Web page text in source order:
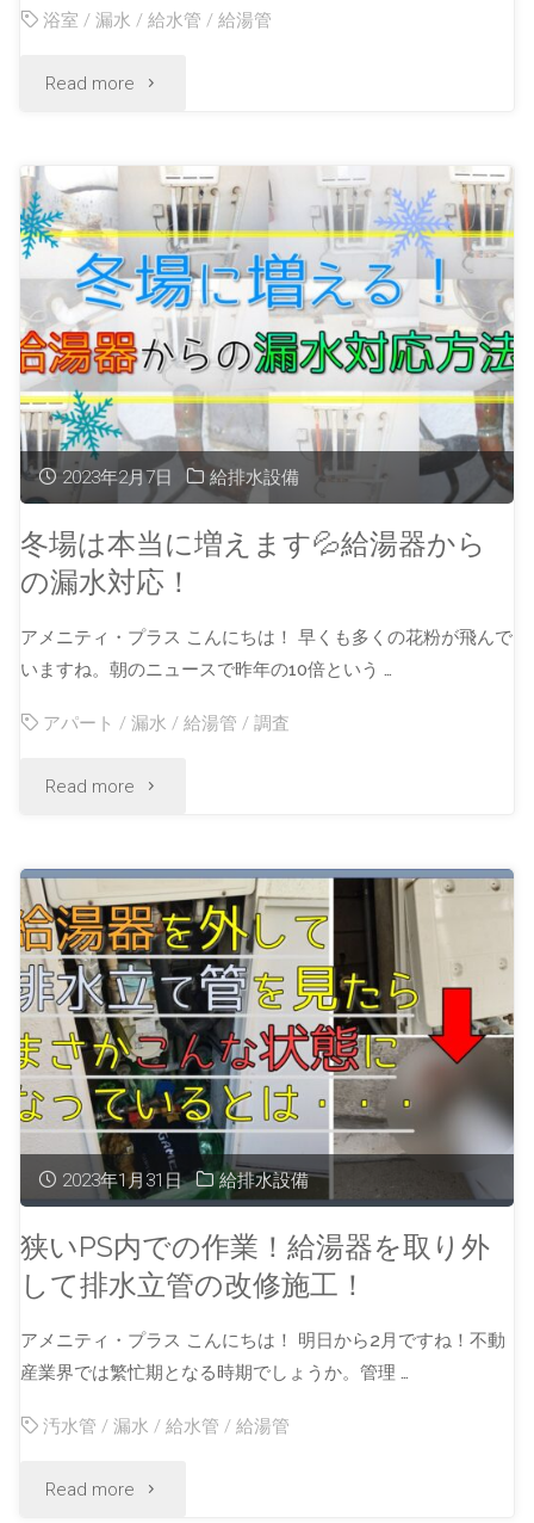
浴室 /漏水 /給水管 /給湯管
Read more
2023年2月7日 給排水設備
冬場は本当に増えます💦給湯器から
の漏水対応！
アメニティ・プラス こんにちは！ 早くも多くの花粉が飛んで
いますね。朝のニュースで昨年の10倍という …
アパート /漏水 /給湯管 /調査
Read more
2023年1月31日 給排水設備
狭いPS内での作業！給湯器を取り外
して排水立管の改修施工！
アメニティ・プラス こんにちは！ 明日から2月ですね！不動
産業界では繁忙期となる時期でしょうか。管理 …
汚水管 /漏水 /給水管 /給湯管
Read more